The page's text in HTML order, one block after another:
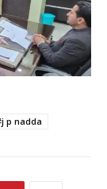
p nadda